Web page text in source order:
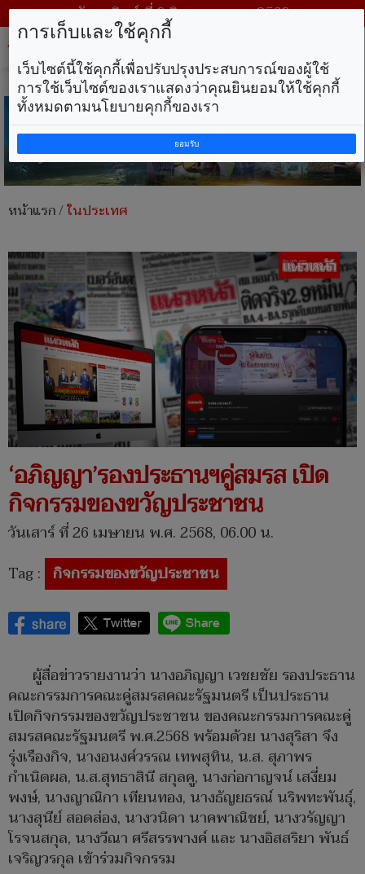
วันอาทิตย์ ที่ 9 สิงหาคม พ.ศ. 2569
หน้าแรก/ในประเทศ
‘อภิญญา’รองประธานฯคู่สมรส เปิด
กิจกรรมของขวัญประชาชน
วันเสาร์ ที่ 26 เมษายน พ.ศ. 2568, 06.00 น.
Tag : กิจกรรมของขวัญประชาชน
ผู้สื่อข่าวรายงานว่า นางอภิญญา เวชยชัย รองประธาน
คณะกรรมการคณะคู่สมรสคณะรัฐมนตรี เป็นประธาน
เปิดกิจกรรมของขวัญประชาชน ของคณะกรรมการคณะคู่
สมรสคณะรัฐมนตรี พ.ศ.2568 พร้อมด้วย นางสุริสา จึง
รุ่งเรืองกิจ, นางอนงค์วรรณ เทพสุทิน, น.ส. สุภาพร
กำเนิดผล, น.ส.สุทธาสินี สกุลคู, นางก่อกาญจน์ เสงี่ยม
พงษ์, นางญาณิกา เทียนทอง, นางธัญยธรณ์ นริพทะพันธุ์,
นางสุนีย์ สอดส่อง, นางวนิดา นาคพาณิชย์, นางวรัญญา
โรจนสกุล, นางวีณา ศรีสรรพางค์ และ นางอิสสริยา พันธ์
เจริญวรกุล เข้าร่วมกิจกรรม
การเก็บและใช้คุกกี้
เว็บไซต์นี้ใช้คุกกี้เพื่อปรับปรุงประสบการณ์ของผู้ใช้
การใช้เว็บไซต์ของเราแสดงว่าคุณยินยอมให้ใช้คุกกี้
ทั้งหมดตามนโยบายคุกกี้ของเรา
ยอมรับ